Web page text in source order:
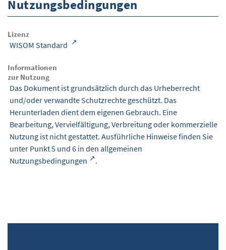
Nutzungsbedingungen
Lizenz
WISOM Standard
Informationen
zur Nutzung
Das Dokument ist grundsätzlich durch das Urheberrecht
und/oder verwandte Schutzrechte geschützt. Das
Herunterladen dient dem eigenen Gebrauch. Eine
Bearbeitung, Vervielfältigung, Verbreitung oder kommerzielle
Nutzung ist nicht gestattet. Ausführliche Hinweise finden Sie
unter Punkt 5 und 6 in den allgemeinen
Nutzungsbedingungen
.